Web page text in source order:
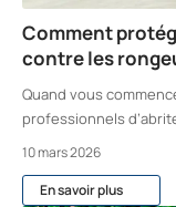
Comment
contre les
Quand vous
professionnels
10 mars 2026
En savoir plus